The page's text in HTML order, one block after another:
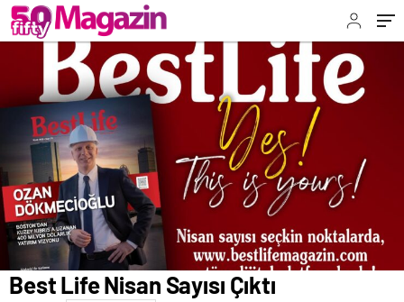
Best Life Nisan Sayısı Çıktı